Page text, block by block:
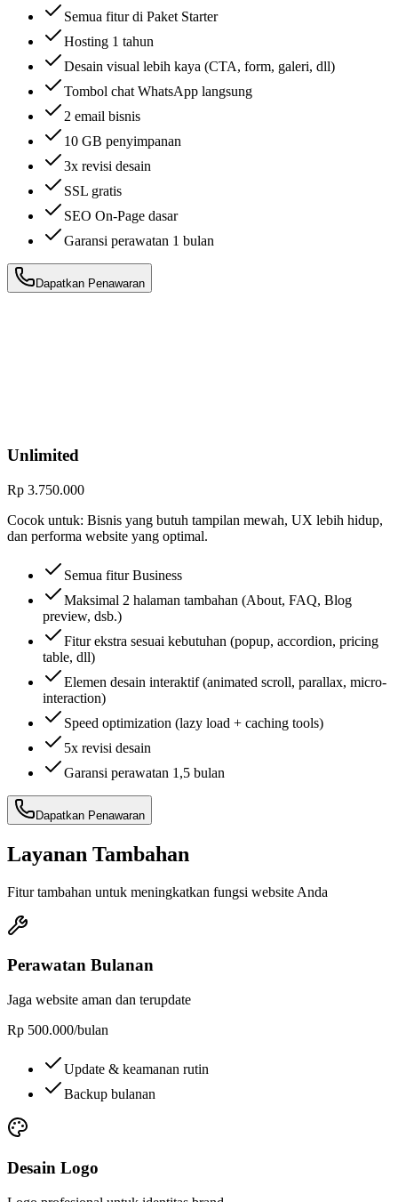
Semua fitur di Paket Starter
Hosting 1 tahun
Desain visual lebih kaya (CTA, form, galeri, dll)
Tombol chat WhatsApp langsung
2 email bisnis
10 GB penyimpanan
3x revisi desain
SSL gratis
SEO On-Page dasar
Garansi perawatan 1 bulan
Dapatkan Penawaran
Unlimited
Rp 3.750.000
Cocok untuk: Bisnis yang butuh tampilan mewah, UX lebih hidup,
dan performa website yang optimal.
Semua fitur Business
Maksimal 2 halaman tambahan (About, FAQ, Blog
preview, dsb.)
Fitur ekstra sesuai kebutuhan (popup, accordion, pricing
table, dll)
Elemen desain interaktif (animated scroll, parallax, micro-
interaction)
Speed optimization (lazy load + caching tools)
5x revisi desain
Garansi perawatan 1,5 bulan
Dapatkan Penawaran
Layanan Tambahan
Fitur tambahan untuk meningkatkan fungsi website Anda
Perawatan Bulanan
Jaga website aman dan terupdate
Rp 500.000/bulan
Update & keamanan rutin
Backup bulanan
Desain Logo